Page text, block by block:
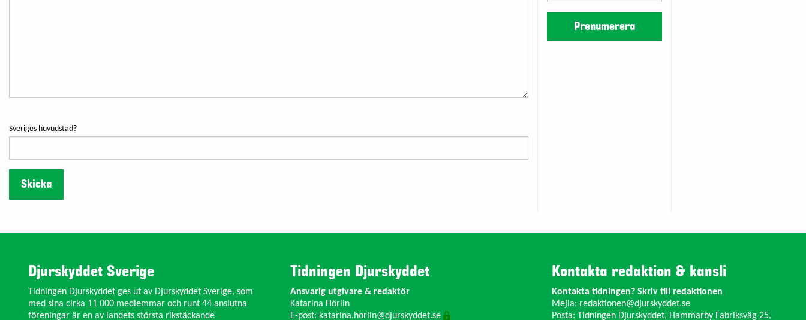
Sveriges huvudstad?
Prenumerera
Djurskyddet Sverige
Tidningen Djurskyddet ges ut av Djurskyddet Sverige, som
med sina cirka 11 000 medlemmar och runt 44 anslutna
föreningar är en av landets största rikstäckande
Tidningen Djurskyddet
Ansvarig utgivare & redaktör
Katarina Hörlin
E-post: katarina.horlin@djurskyddet.se
Kontakta redaktion & kansli
Kontakta tidningen? Skriv till redaktionen
Mejla: redaktionen@djurskyddet.se
Posta: Tidningen Djurskyddet, Hammarby Fabriksväg 25,